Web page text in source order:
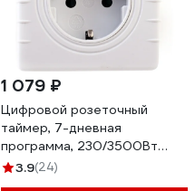
1 079 ₽
Цифровой розеточный
таймер, 7-дневная
программа, 230/3500Вт
Camelion BND-50/SG3 7785
3.9(24)